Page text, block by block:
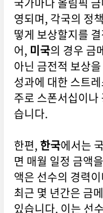
영되며, 각국의 정
떻게 보상할지를
어, 미국의 경우 금
아닌 금전적 보상
성과에 대한 스트
주로 스폰서십이
습니다.
한편, 한국에서는
면 매월 일정 금액
액은 선수의 경력
최근 몇 년간은 금
있습니다. 이는 선